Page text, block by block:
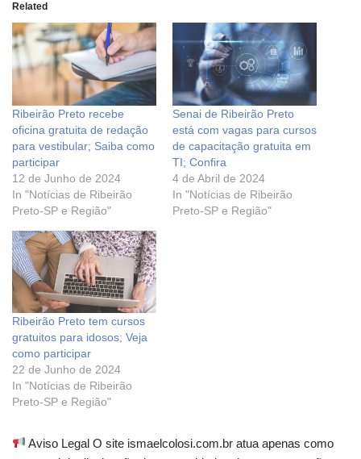
Related
Ribeirão Preto recebe
oficina gratuita de redação
para vestibular; Saiba como
participar
12 de Junho de 2024
In "Notícias de Ribeirão
Preto-SP e Região"
Senai de Ribeirão Preto
está com vagas para cursos
de capacitação gratuita em
TI; Confira
4 de Abril de 2024
In "Notícias de Ribeirão
Preto-SP e Região"
Ribeirão Preto tem cursos
gratuitos para idosos; Veja
como participar
22 de Junho de 2024
In "Notícias de Ribeirão
Preto-SP e Região"
Aviso Legal O site ismaelcolosi.com.br atua apenas como